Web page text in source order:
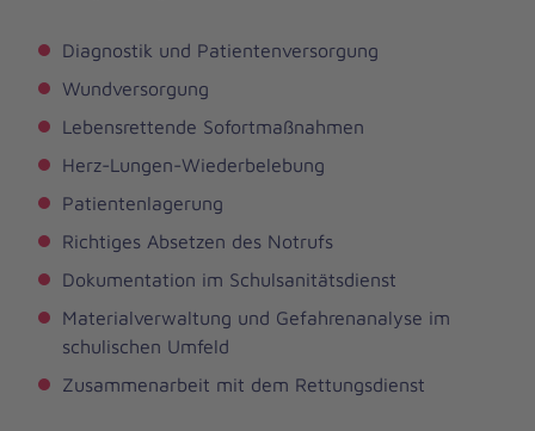
Diagnostik und Patientenversorgung
Wundversorgung
Lebensrettende Sofortmaßnahmen
Herz-Lungen-Wiederbelebung
Patientenlagerung
Richtiges Absetzen des Notrufs
Dokumentation im Schulsanitätsdienst
Materialverwaltung und Gefahrenanalyse im
schulischen Umfeld
Zusammenarbeit mit dem Rettungsdienst